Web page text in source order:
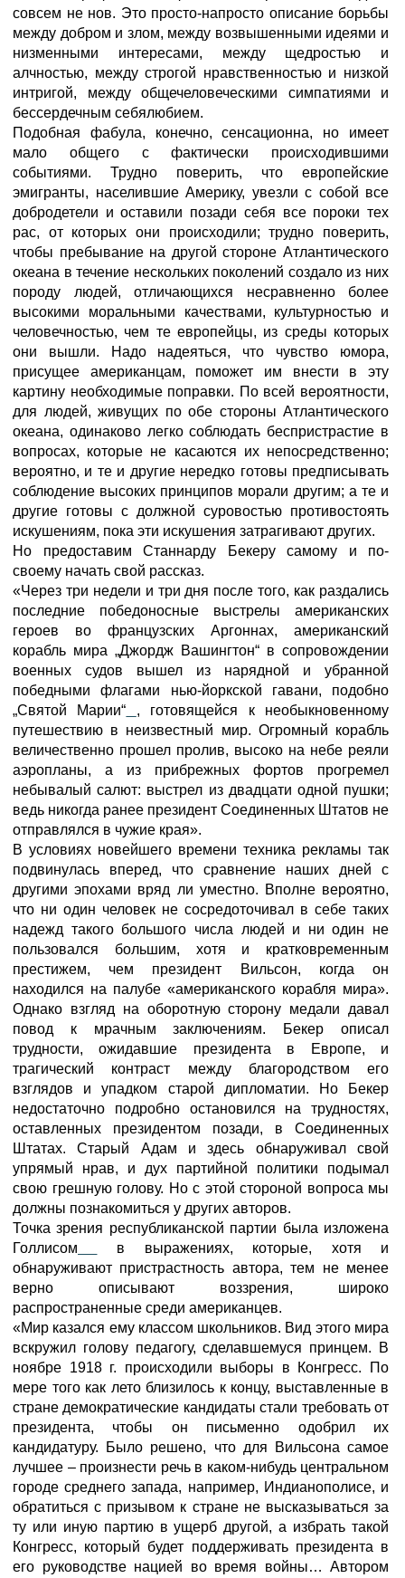
совсем не нов. Это просто-напросто описание борьбы
между добром и злом, между возвышенными идеями и
низменными интересами, между щедростью и
алчностью, между строгой нравственностью и низкой
интригой, между общечеловеческими симпатиями и
бессердечным себялюбием.
Подобная фабула, конечно, сенсационна, но имеет
мало общего с фактически происходившими
событиями. Трудно поверить, что европейские
эмигранты, населившие Америку, увезли с собой все
добродетели и оставили позади себя все пороки тех
рас, от которых они происходили; трудно поверить,
чтобы пребывание на другой стороне Атлантического
океана в течение нескольких поколений создало из них
породу людей, отличающихся несравненно более
высокими моральными качествами, культурностью и
человечностью, чем те европейцы, из среды которых
они вышли. Надо надеяться, что чувство юмора,
присущее американцам, поможет им внести в эту
картину необходимые поправки. По всей вероятности,
для людей, живущих по обе стороны Атлантического
океана, одинаково легко соблюдать беспристрастие в
вопросах, которые не касаются их непосредственно;
вероятно, и те и другие нередко готовы предписывать
соблюдение высоких принципов морали другим; а те и
другие готовы с должной суровостью противостоять
искушениям, пока эти искушения затрагивают других.
Но предоставим Станнарду Бекеру самому и по-
своему начать свой рассказ.
«Через три недели и три дня после того, как раздались
последние победоносные выстрелы американских
героев во французских Аргоннах, американский
корабль мира „Джордж Вашингтон“ в сопровождении
военных судов вышел из нарядной и убранной
победными флагами нью-йоркской гавани, подобно
„Святой Марии“
, готовящейся к необыкновенному
путешествию в неизвестный мир. Огромный корабль
величественно прошел пролив, высоко на небе реяли
аэропланы, а из прибрежных фортов прогремел
небывалый салют: выстрел из двадцати одной пушки;
ведь никогда ранее президент Соединенных Штатов не
отправлялся в чужие края».
В условиях новейшего времени техника рекламы так
подвинулась вперед, что сравнение наших дней с
другими эпохами вряд ли уместно. Вполне вероятно,
что ни один человек не сосредоточивал в себе таких
надежд такого большого числа людей и ни один не
пользовался большим, хотя и кратковременным
престижем, чем президент Вильсон, когда он
находился на палубе «американского корабля мира».
Однако взгляд на оборотную сторону медали давал
повод к мрачным заключениям. Бекер описал
трудности, ожидавшие президента в Европе, и
трагический контраст между благородством его
взглядов и упадком старой дипломатии. Но Бекер
недостаточно подробно остановился на трудностях,
оставленных президентом позади, в Соединенных
Штатах. Старый Адам и здесь обнаруживал свой
упрямый нрав, и дух партийной политики подымал
свою грешную голову. Но с этой стороной вопроса мы
должны познакомиться у других авторов.
Точка зрения республиканской партии была изложена
Голлисом
в выражениях, которые, хотя и
обнаруживают пристрастность автора, тем не менее
верно описывают воззрения, широко
распространенные среди американцев.
«Мир казался ему классом школьников. Вид этого мира
вскружил голову педагогу, сделавшемуся принцем. В
ноябре 1918 г. происходили выборы в Конгресс. По
мере того как лето близилось к концу, выставленные в
стране демократические кандидаты стали требовать от
президента, чтобы он письменно одобрил их
кандидатуру. Было решено, что для Вильсона самое
лучшее – произнести речь в каком-нибудь центральном
городе среднего запада, например, Индианополисе, и
обратиться с призывом к стране не высказываться за
ту или иную партию в ущерб другой, а избрать такой
Конгресс, который будет поддерживать президента в
его руководстве нацией во время войны… Автором